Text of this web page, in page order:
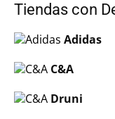
Tiendas con
Adidas
C&A
Druni